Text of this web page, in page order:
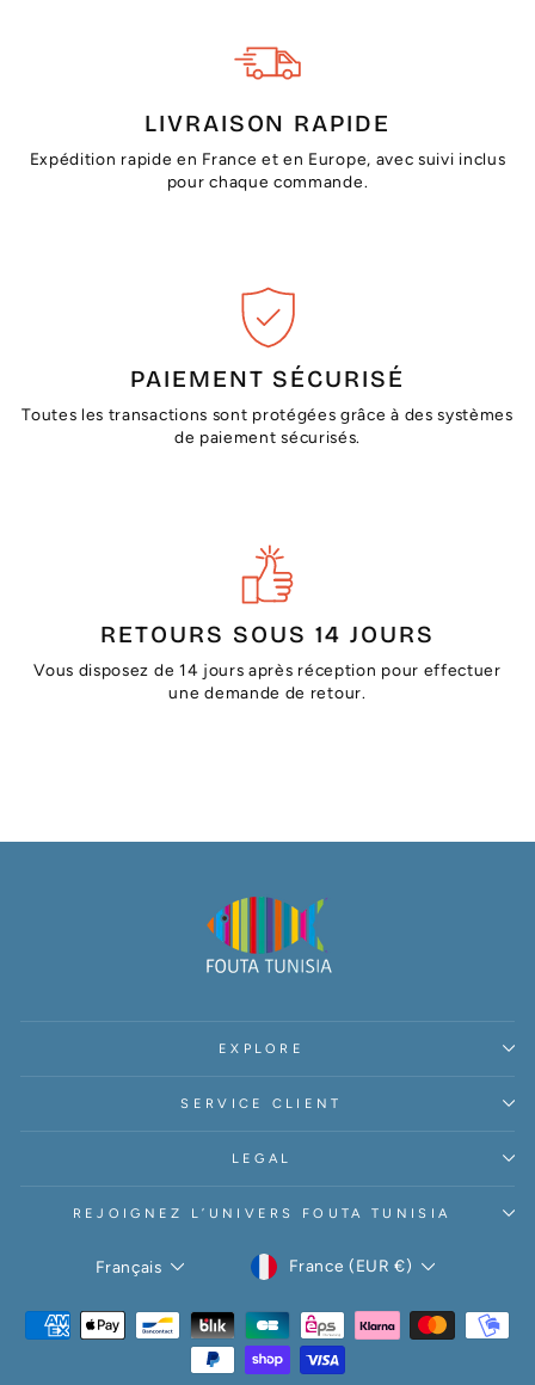
LIVRAISON RAPIDE
Expédition rapide en France et en Europe, avec suivi inclus
pour chaque commande.
PAIEMENT SÉCURISÉ
Toutes les transactions sont protégées grâce à des systèmes
de paiement sécurisés.
RETOURS SOUS 14 JOURS
Vous disposez de 14 jours après réception pour effectuer
une demande de retour.
EXPLORE
SERVICE CLIENT
LEGAL
REJOIGNEZ L’UNIVERS FOUTA TUNISIA
LANGUE
Français DEVISE
France (EUR €)